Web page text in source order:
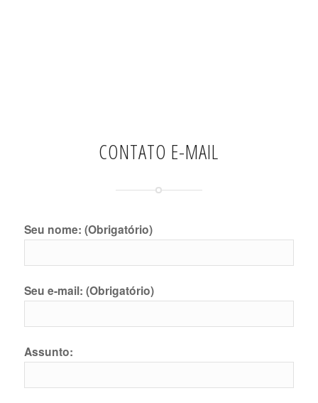
CONTATO E-MAIL
Seu nome: (Obrigatório)
Seu e-mail: (Obrigatório)
Assunto: